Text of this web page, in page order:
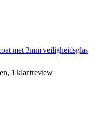
met 3mm veiligheidsglas
1 klantreview